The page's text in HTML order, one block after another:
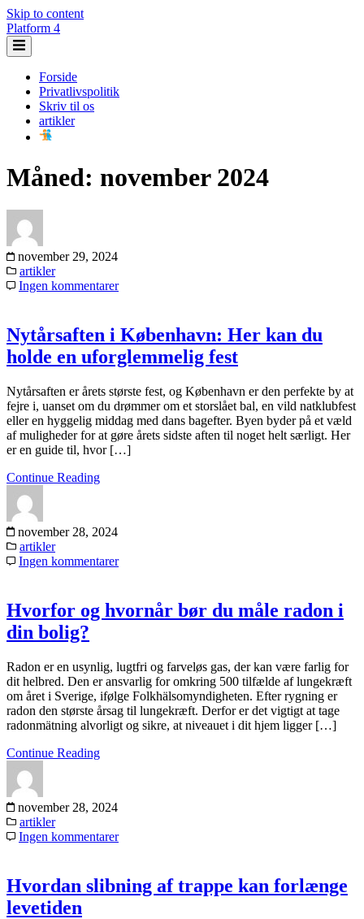
Skip to content
Platform 4
Forside
Privatlivspolitik
Skriv til os
artikler
Måned: november 2024
november 29, 2024
artikler
Ingen kommentarer
Nytårsaften i København: Her kan du
holde en uforglemmelig fest
Nytårsaften er årets største fest, og København er den perfekte by at
fejre i, uanset om du drømmer om et storslået bal, en vild natklubfest
eller en hyggelig middag med dans bagefter. Byen byder på et væld
af muligheder for at gøre årets sidste aften til noget helt særligt. Her
er en guide til, hvor […]
Continue Reading
november 28, 2024
artikler
Ingen kommentarer
Hvorfor og hvornår bør du måle radon i
din bolig?
Radon er en usynlig, lugtfri og farveløs gas, der kan være farlig for
dit helbred. Den er ansvarlig for omkring 500 tilfælde af lungekræft
om året i Sverige, ifølge Folkhälsomyndigheten. Efter rygning er
radon den største årsag til lungekræft. Derfor er det vigtigt at tage
radonmätning alvorligt og sikre, at niveauet i dit hjem ligger […]
Continue Reading
november 28, 2024
artikler
Ingen kommentarer
Hvordan slibning af trappe kan forlænge
levetiden